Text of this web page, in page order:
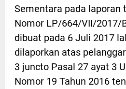
Sementara pada laporan
Nomor LP/664/VII/2017/
dibuat pada 6 Juli 2017
dilaporkan atas
3 juncto Pasal 27 ayat 3
Nomor 19 Tahun 2016